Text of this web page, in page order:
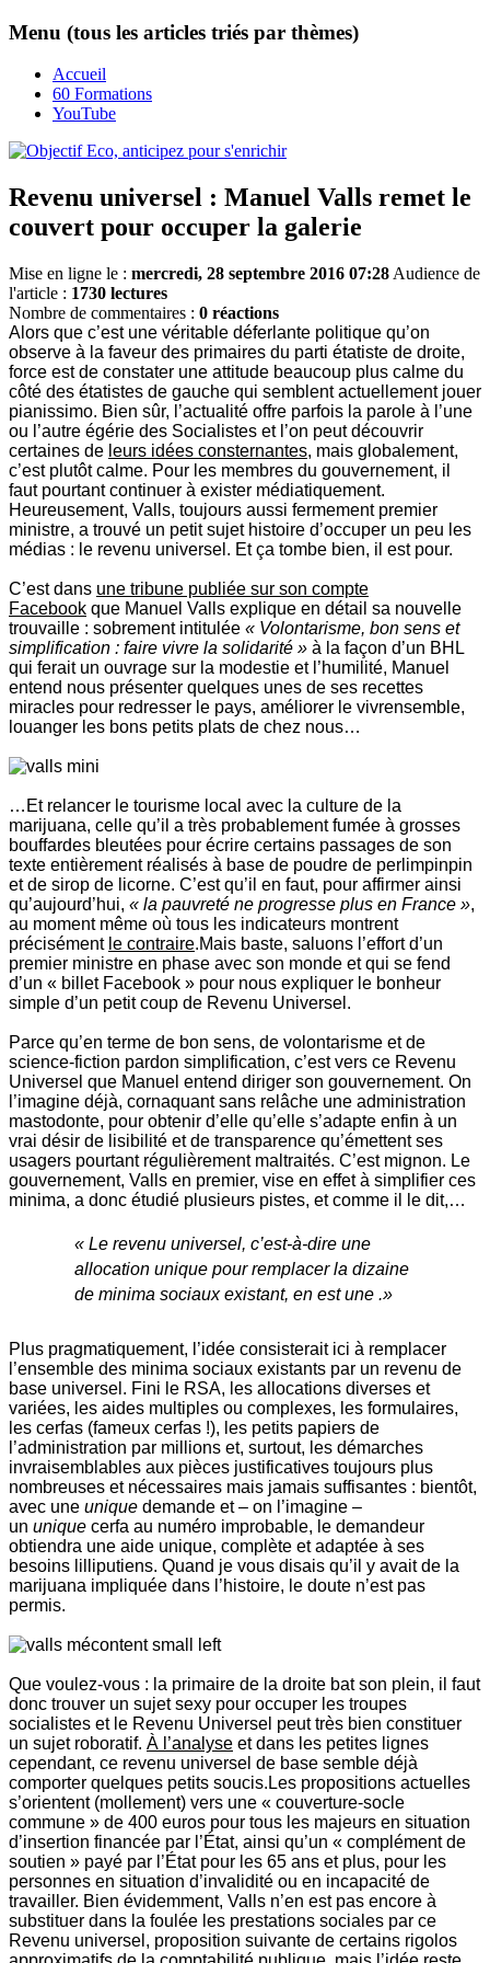
Menu (tous les articles triés par thèmes)
Accueil
60 Formations
YouTube
Revenu universel : Manuel Valls remet le
couvert pour occuper la galerie
Mise en ligne le : mercredi, 28 septembre 2016 07:28 Audience de
l'article : 1730 lectures
Nombre de commentaires : 0 réactions
Alors que c’est une véritable déferlante politique qu’on
observe à la faveur des primaires du parti étatiste de droite,
force est de constater une attitude beaucoup plus calme du
côté des étatistes de gauche qui semblent actuellement jouer
pianissimo. Bien sûr, l’actualité offre parfois la parole à l’une
ou l’autre égérie des Socialistes et l’on peut découvrir
certaines de leurs idées consternantes, mais globalement,
c’est plutôt calme. Pour les membres du gouvernement, il
faut pourtant continuer à exister médiatiquement.
Heureusement, Valls, toujours aussi fermement premier
ministre, a trouvé un petit sujet histoire d’occuper un peu les
médias : le revenu universel. Et ça tombe bien, il est pour.
C’est dans une tribune publiée sur son compte
Facebook que Manuel Valls explique en détail sa nouvelle
trouvaille : sobrement intitulée « Volontarisme, bon sens et
simplification : faire vivre la solidarité » à la façon d’un BHL
qui ferait un ouvrage sur la modestie et l’humilité, Manuel
entend nous présenter quelques unes de ses recettes
miracles pour redresser le pays, améliorer le vivrensemble,
louanger les bons petits plats de chez nous…
…Et relancer le tourisme local avec la culture de la
marijuana, celle qu’il a très probablement fumée à grosses
bouffardes bleutées pour écrire certains passages de son
texte entièrement réalisés à base de poudre de perlimpinpin
et de sirop de licorne. C’est qu’il en faut, pour affirmer ainsi
qu’aujourd’hui, « la pauvreté ne progresse plus en France »,
au moment même où tous les indicateurs montrent
précisément le contraire.Mais baste, saluons l’effort d’un
premier ministre en phase avec son monde et qui se fend
d’un « billet Facebook » pour nous expliquer le bonheur
simple d’un petit coup de Revenu Universel.
Parce qu’en terme de bon sens, de volontarisme et de
science-fiction pardon simplification, c’est vers ce Revenu
Universel que Manuel entend diriger son gouvernement. On
l’imagine déjà, cornaquant sans relâche une administration
mastodonte, pour obtenir d’elle qu’elle s’adapte enfin à un
vrai désir de lisibilité et de transparence qu’émettent ses
usagers pourtant régulièrement maltraités. C’est mignon. Le
gouvernement, Valls en premier, vise en effet à simplifier ces
minima, a donc étudié plusieurs pistes, et comme il le dit,…
« Le revenu universel, c’est-à-dire une
allocation unique pour remplacer la dizaine
de minima sociaux existant, en est une .»
Plus pragmatiquement, l’idée consisterait ici à remplacer
l’ensemble des minima sociaux existants par un revenu de
base universel. Fini le RSA, les allocations diverses et
variées, les aides multiples ou complexes, les formulaires,
les cerfas (fameux cerfas !), les petits papiers de
l’administration par millions et, surtout, les démarches
invraisemblables aux pièces justificatives toujours plus
nombreuses et nécessaires mais jamais suffisantes : bientôt,
avec une unique demande et – on l’imagine –
un unique cerfa au numéro improbable, le demandeur
obtiendra une aide unique, complète et adaptée à ses
besoins lilliputiens. Quand je vous disais qu’il y avait de la
marijuana impliquée dans l’histoire, le doute n’est pas
permis.
Que voulez-vous : la primaire de la droite bat son plein, il faut
donc trouver un sujet sexy pour occuper les troupes
socialistes et le Revenu Universel peut très bien constituer
un sujet roboratif. À l’analyse et dans les petites lignes
cependant, ce revenu universel de base semble déjà
comporter quelques petits soucis.Les propositions actuelles
s’orientent (mollement) vers une « couverture-socle
commune » de 400 euros pour tous les majeurs en situation
d’insertion financée par l’État, ainsi qu’un « complément de
soutien » payé par l’État pour les 65 ans et plus, pour les
personnes en situation d’invalidité ou en incapacité de
travailler. Bien évidemment, Valls n’en est pas encore à
substituer dans la foulée les prestations sociales par ce
Revenu universel, proposition suivante de certains rigolos